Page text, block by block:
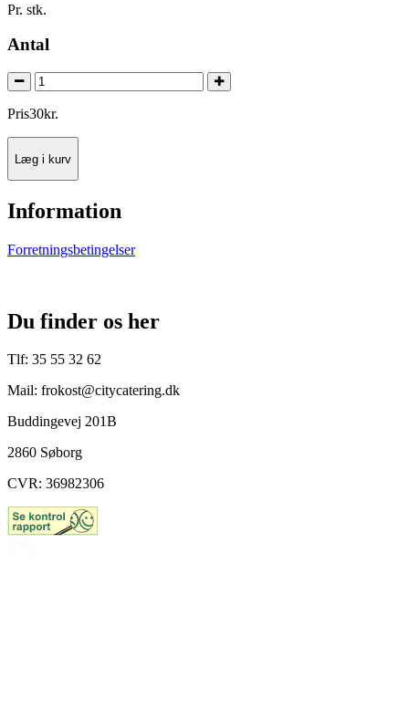
Pr. stk.
Antal
Pris30kr.
Læg i kurv
Information
Forretningsbetingelser
Du finder os her
Tlf: 35 55 32 62
Mail: frokost@citycatering.dk
Buddingevej 201B
2860 Søborg
CVR: 36982306